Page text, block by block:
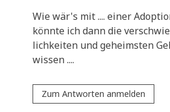
Wie wär's mit .... einer
könn­te ich dann die
lich­kei­ten und geheim­sten
wissen ....
Zum Antworten anmelden